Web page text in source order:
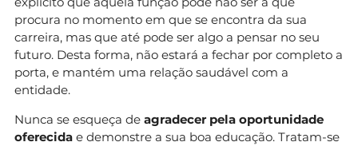
procura no momento em que se encontra da sua
carreira, mas que até pode ser algo a pensar no seu
futuro. Desta forma, não estará a fechar por completo a
porta, e mantém uma relação saudável com a
entidade.
Nunca se esqueça de agradecer pela oportunidade
oferecida e demonstre a sua boa educação. Tratam-se